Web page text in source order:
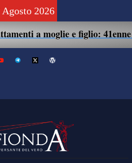
2026
moglie e figlio: 41enne assolto.